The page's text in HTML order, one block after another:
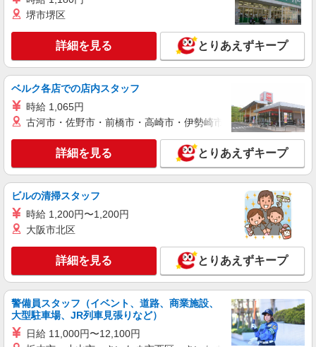
詳細を見る
パート
ケーズデンキ 加賀店
家電量販店のレジスタッフ
【月〜土】時給１３５０円（17時以降） 【日
祝日】時給１３５０円（終日） 【月〜土】時給１
（年１回）
石川県加賀市作見町７４番地１
キープ 詳細を見る
堺市堺区
詳細を見る とりあえずキープ
ベルク各店での店内スタッフ
時給 1,065円
古河市・佐野市・前橋市・高崎市・伊勢崎市・太田市・館林市
詳細を見る とりあえずキープ
ビルの清掃スタッフ
時給 1,200円〜1,200円
大阪市北区
詳細を見る とりあえずキープ
警備員スタッフ（イベント、道路、商業施設、
大型駐車場、JR列車見張りなど）
日給 11,000円〜12,100円